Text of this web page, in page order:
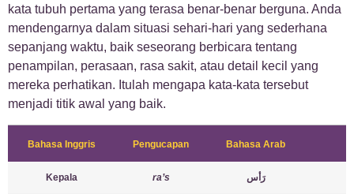
kata tubuh pertama yang terasa benar-benar berguna. Anda
mendengarnya dalam situasi sehari-hari yang sederhana
sepanjang waktu, baik seseorang berbicara tentang
penampilan, perasaan, rasa sakit, atau detail kecil yang
mereka perhatikan. Itulah mengapa kata-kata tersebut
menjadi titik awal yang baik.
Bahasa Inggris Pengucapan Bahasa Arab
Kepala ra’s رَأس